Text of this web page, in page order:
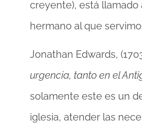
creyente), está llamado
hermano al que
Jonathan Edwards,
urgencia, tanto en el
solamente este es un
iglesia, atender las